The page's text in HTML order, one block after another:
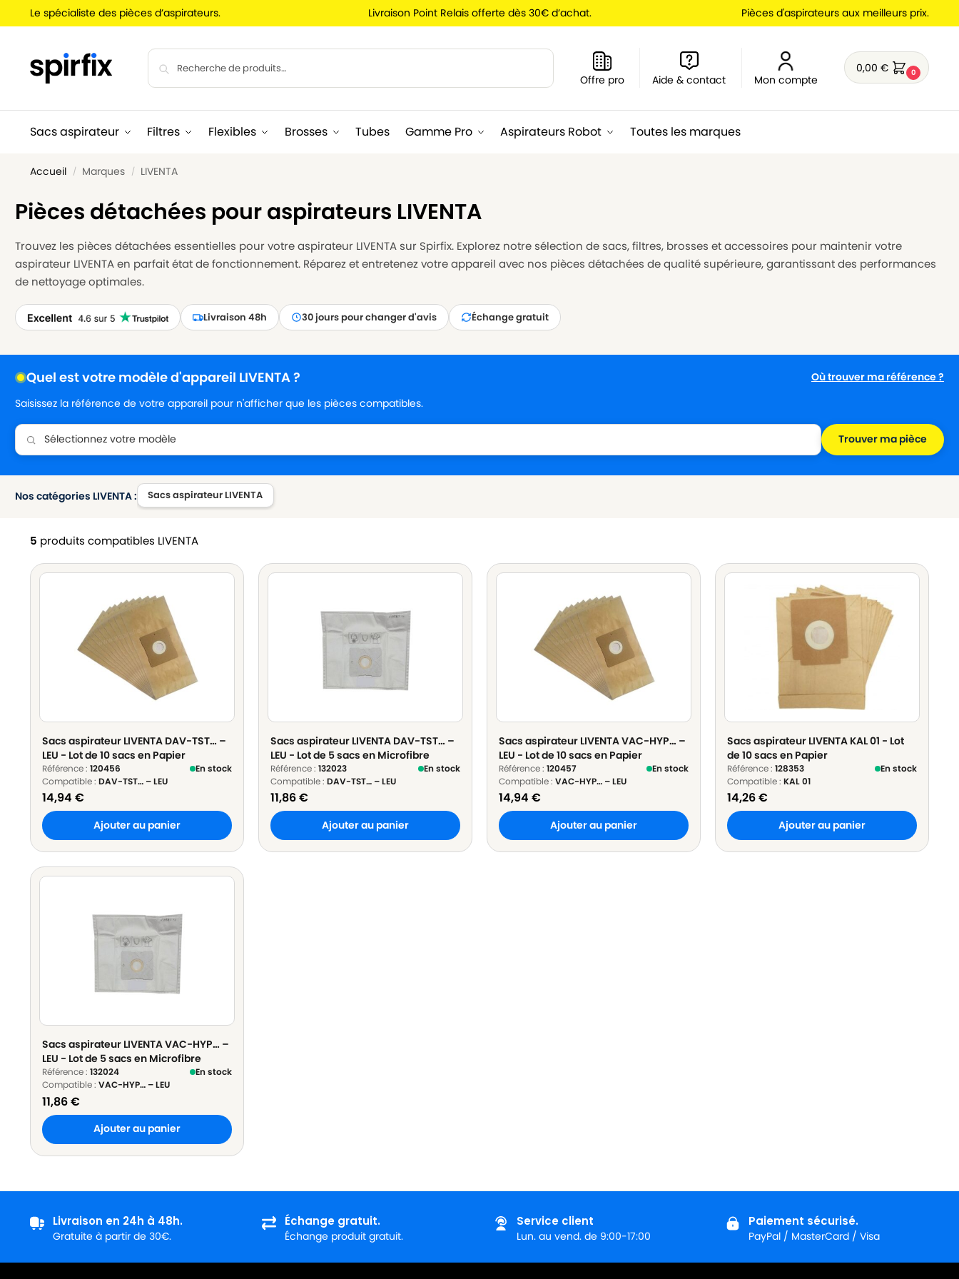
Le spécialiste des pièces d’aspirateurs. Livraison Point Relais offerte dès 30€ d’achat. Pièces d'aspirateurs aux meilleurs prix.
Offre pro Aide & contact Mon compte
0,00€ 0
Sacs aspirateur Filtres Flexibles Brosses Tubes Gamme Pro Aspirateurs Robot Toutes les marques
Accueil / Marques / LIVENTA
Pièces détachées pour aspirateurs LIVENTA
Trouvez les pièces détachées essentielles pour votre aspirateur LIVENTA sur Spirfix. Explorez notre sélection de sacs, filtres, brosses et accessoires pour maintenir votre
aspirateur LIVENTA en parfait état de fonctionnement. Réparez et entretenez votre appareil avec nos pièces détachées de qualité supérieure, garantissant des performances
de nettoyage optimales.
Livraison 48h 30 jours pour changer d'avis Échange gratuit
Quel est votre modèle d'appareil LIVENTA ?
Où trouver ma référence ?
Saisissez la référence de votre appareil pour n'afficher que les pièces compatibles.
Trouver ma pièce
Nos catégories LIVENTA : Sacs aspirateur LIVENTA
5 produits compatibles LIVENTA
Sacs aspirateur LIVENTA DAV-TST… –
LEU - Lot de 10 sacs en Papier
Référence : 120456
En stock
Compatible : DAV-TST… – LEU
14,94 €
Ajouter au panier
Sacs aspirateur LIVENTA DAV-TST… –
LEU - Lot de 5 sacs en Microfibre
Référence : 132023
En stock
Compatible : DAV-TST… – LEU
11,86€
Ajouter au panier
Sacs aspirateur LIVENTA VAC-HYP… –
LEU - Lot de 10 sacs en Papier
Référence : 120457
En stock
Compatible : VAC-HYP… – LEU
14,94 €
Ajouter au panier
Sacs aspirateur LIVENTA KAL 01 - Lot
de 10 sacs en Papier
Référence :128353
En stock
Compatible :KAL 01
14,26€
Ajouter au panier
Sacs aspirateur LIVENTA VAC-HYP… –
LEU - Lot de 5 sacs en Microfibre
Référence : 132024
En stock
Compatible : VAC-HYP… – LEU
11,86€
Ajouter au panier
Livraison en 24h à 48h.
Gratuite à partir de 30€.
Échange gratuit.
Échange produit gratuit.
Service client
Lun. au vend. de 9:00-17:00
Paiement sécurisé.
PayPal / MasterCard / Visa